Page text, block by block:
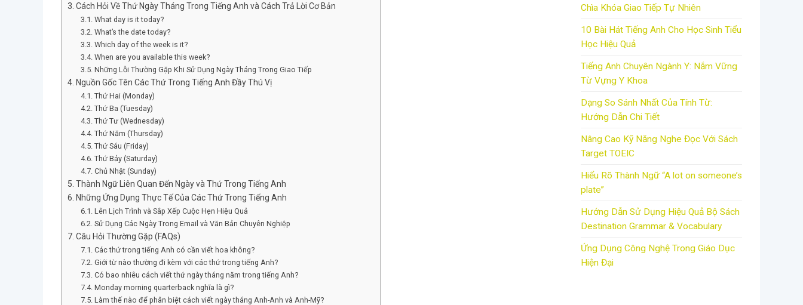
Cách Hỏi Về Thứ Ngày Tháng Trong Tiếng Anh và Cách Trả Lời Cơ Bản
What day is it today?
What’s the date today?
Which day of the week is it?
When are you available this week?
Những Lỗi Thường Gặp Khi Sử Dụng Ngày Tháng Trong Giao Tiếp
Nguồn Gốc Tên Các Thứ Trong Tiếng Anh Đầy Thú Vị
Thứ Hai (Monday)
Thứ Ba (Tuesday)
Thứ Tư (Wednesday)
Thứ Năm (Thursday)
Thứ Sáu (Friday)
Thứ Bảy (Saturday)
Chủ Nhật (Sunday)
Thành Ngữ Liên Quan Đến Ngày và Thứ Trong Tiếng Anh
Những Ứng Dụng Thực Tế Của Các Thứ Trong Tiếng Anh
Lên Lịch Trình và Sắp Xếp Cuộc Hẹn Hiệu Quả
Sử Dụng Các Ngày Trong Email và Văn Bản Chuyên Nghiệp
Câu Hỏi Thường Gặp (FAQs)
Các thứ trong tiếng Anh có cần viết hoa không?
Giới từ nào thường đi kèm với các thứ trong tiếng Anh?
Có bao nhiêu cách viết thứ ngày tháng năm trong tiếng Anh?
Monday morning quarterback nghĩa là gì?
Làm thế nào để phân biệt cách viết ngày tháng Anh-Anh và Anh-Mỹ?
Chìa Khóa Giao Tiếp Tự Nhiên
10 Bài Hát Tiếng Anh Cho Học Sinh Tiểu
Học Hiệu Quả
Tiếng Anh Chuyên Ngành Y: Nắm Vững
Từ Vựng Y Khoa
Dạng So Sánh Nhất Của Tính Từ:
Hướng Dẫn Chi Tiết
Nâng Cao Kỹ Năng Nghe Đọc Với Sách
Target TOEIC
Hiểu Rõ Thành Ngữ “A lot on someone’s
plate”
Hướng Dẫn Sử Dụng Hiệu Quả Bộ Sách
Destination Grammar & Vocabulary
Ứng Dụng Công Nghệ Trong Giáo Dục
Hiện Đại